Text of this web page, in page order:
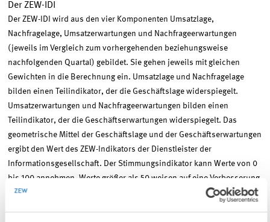
Der ZEW-IDI
Der ZEW-IDI wird aus den vier Komponenten Umsatzlage,
Nachfragelage, Umsatzerwartungen und Nachfrageerwartungen
(jeweils im Vergleich zum vorhergehenden beziehungsweise
nachfolgenden Quartal) gebildet. Sie gehen jeweils mit gleichen
Gewichten in die Berechnung ein. Umsatzlage und Nachfragelage
bilden einen Teilindikator, der die Geschäftslage widerspiegelt.
Umsatzerwartungen und Nachfrageerwartungen bilden einen
Teilindikator, der die Geschäftserwartungen widerspiegelt. Das
geometrische Mittel der Geschäftslage und der Geschäftserwartungen
ergibt den Wert des ZEW-Indikators der Dienstleister der
Informationsgesellschaft. Der Stimmungsindikator kann Werte von 0
bis 100 annehmen. Werte größer als 50 weisen auf eine Verbesserung
der konjunkturellen Stimmung im Vergleich zum Vorquartal hin, Werte